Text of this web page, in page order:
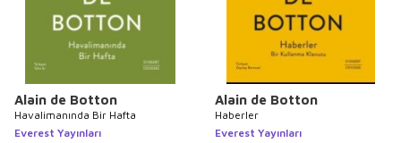
Alain de Botton
Havalimanında Bir Hafta
Everest Yayınları
Alain de Botton
Haberler
Everest Yayınları